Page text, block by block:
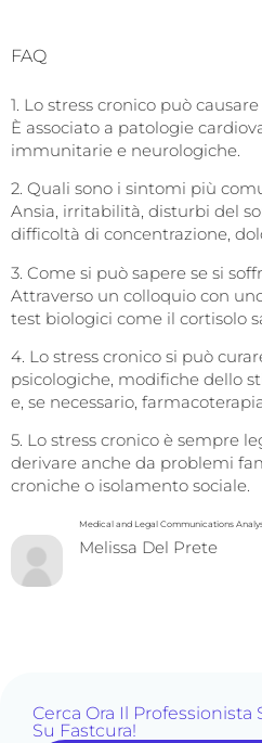
FAQ
1. Lo stress cronico può
È associato a patologie
immunitarie e neurologiche.
2. Quali sono i sintomi più
Ansia, irritabilità, disturbi del
difficoltà di concentrazione,
3. Come si può sapere se si
Attraverso un colloquio con
test biologici come il cortisolo
4. Lo stress cronico si può
psicologiche, modifiche dello
e, se necessario,
5. Lo stress cronico è sempre
derivare anche da problemi
croniche o isolamento sociale.
Medical and Legal Communications
Melissa Del Prete
Cerca Ora Il
Su Fastcura!